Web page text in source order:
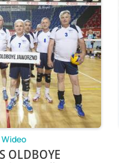
Wideo
OLDBOYE